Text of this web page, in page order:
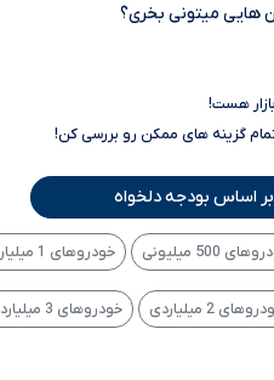
هایی میتونی بخری؟
گزینه های ممکن رو بررسی کن!
اساس بودجه دلخواه
500 میلیونی خودروهای 1 میلیاردی
2 میلیاردی خودروهای 3 میلیاردی